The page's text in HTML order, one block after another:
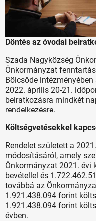
Döntés az óvodai
Szada Nagyközség
Önkormányzat
Bölcsőde
2022. április 20-21.
beiratkozásra mindkét
rendelkezésre.
Költségvetésekkel
Rendelet született a
módosításáról, amely
Önkormányzat 2021. évi
bevétellel és
továbbá az
1.921.438.094 forint
1.921.438.094 forint
évben.